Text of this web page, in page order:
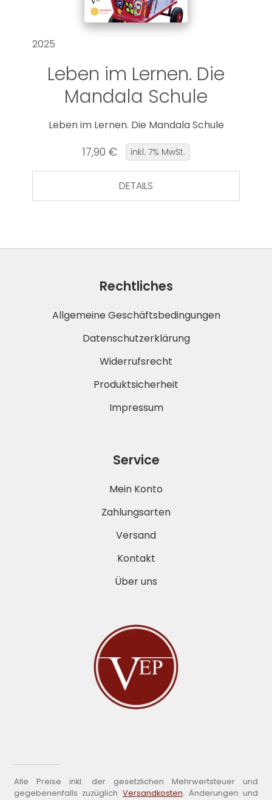
2025
Leben im Lernen. Die
Mandala Schule
Leben im Lernen. Die Mandala Schule
17,90 € inkl. 7% MwSt.
DETAILS
Rechtliches
Allgemeine Geschäftsbedingungen
Datenschutzerklärung
Widerrufsrecht
Produktsicherheit
Impressum
Service
Mein Konto
Zahlungsarten
Versand
Kontakt
Über uns
Alle Preise inkl. der gesetzlichen Mehrwertsteuer und
gegebenenfalls zuzüglich Versandkosten. Änderungen und